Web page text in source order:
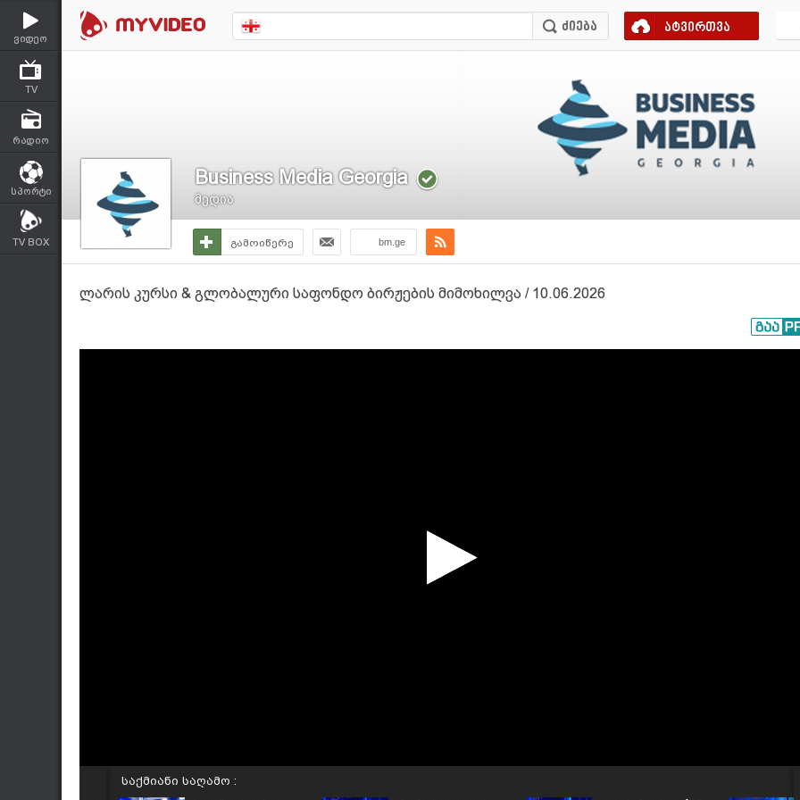
ვიდეო
TV
რადიო
სპორტი
TV BOX
ატვირთვა
Business Media Georgia
მედია
გამოიწერე bm.ge
ლარის კურსი & გლობალური საფონდო ბირჟების მიმოხილვა / 10.06.2026
საქმიანი საღამო :